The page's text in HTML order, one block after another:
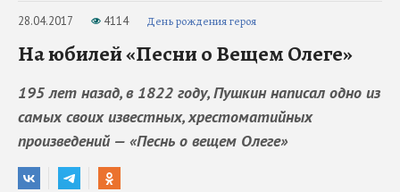
28.04.2017 4114 День рождения героя
На юбилей «Песни о Вещем Олеге»
195 лет назад, в 1822 году, Пушкин написал одно из
самых своих известных, хрестоматийных
произведений — «Песнь о вещем Олеге»